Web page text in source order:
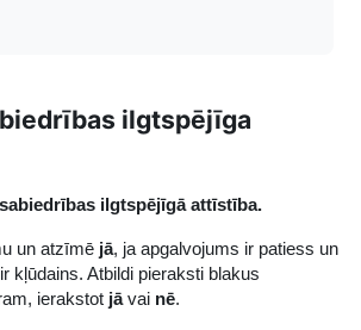
ilgtspējīga
ilgtspējīgā attīstība.
un atzīmē jā, ja apgalvojums ir patiess un
kļūdains. Atbildi pieraksti blakus
ierakstot jāvai nē.